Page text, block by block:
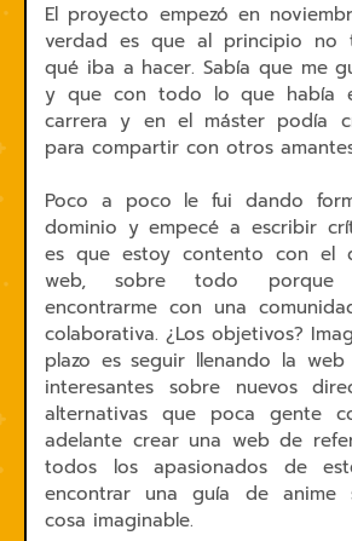
El proyecto empezó en
verdad es que al principio no
qué iba a hacer. Sabía que me
y que con todo lo que había
carrera y en el máster podía
para compartir con otros
Poco a poco le fui dando
dominio y empecé a escribir
es que estoy contento con el
web, sobre todo porque
encontrarme con una
colaborativa. ¿Los objetivos?
plazo es seguir llenando la
interesantes sobre nuevos
alternativas que poca gente
adelante crear una web de
todos los apasionados de
encontrar una guía de anime
cosa imaginable.